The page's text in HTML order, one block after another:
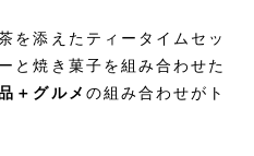
を添えたティータイムセッ
と焼き菓子を組み合わせた
＋グルメ の組み合わせがト